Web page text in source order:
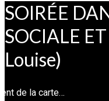
SOIRÉE
SOCIALE
Louise)
de la carte…